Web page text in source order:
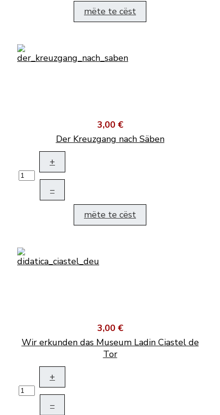
mëte te cëst
3,00 €
Der Kreuzgang nach Säben
+
–
mëte te cëst
3,00 €
Wir erkunden das Museum Ladin Ciastel de
Tor
+
–